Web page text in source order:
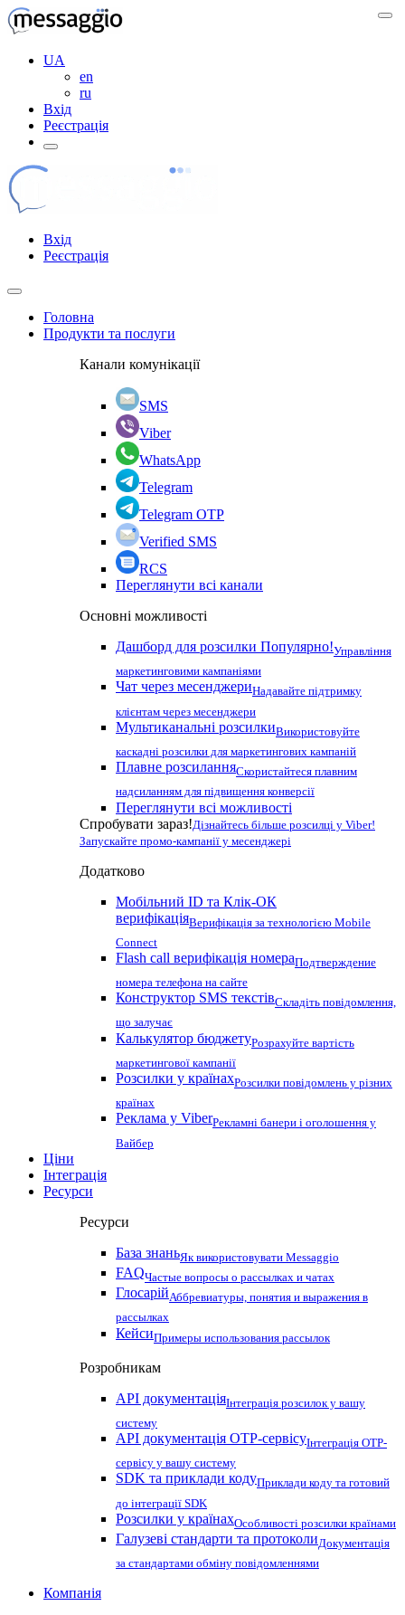
UA
en
ru
Вхід
Реєстрація
Вхід
Реєстрація
Головна
Продукти та послуги
Канали комунікації
SMS
Viber
WhatsApp
Telegram
Telegram OTP
Verified SMS
RCS
Переглянути всі канали
Основні можливості
Дашборд для розсилки Популярно!Управління
маркетинговими кампаніями
Чат через месенджериНадавайте підтримку
клієнтам через месенджери
Мультиканальні розсилкиВикористовуйте
каскадні розсилки для маркетингових кампаній
Плавне розсиланняСкористайтеся плавним
надсиланням для підвищення конверсії
Переглянути всі можливості
Спробувати зараз!Дізнайтесь більше розсилці у Viber!
Запускайте промо-кампанії у месенджері
Додатково
Мобільний ID та Клік-ОК
верифікаціяВерифікація за технологією Mobile
Connect
Flash call верифікація номераПодтверждение
номера телефона на сайте
Конструктор SMS текстівСкладіть повідомлення,
що залучає
Калькулятор бюджетуРозрахуйте вартість
маркетингової кампанії
Розсилки у країнахРозсилки повідомлень у різних
країнах
Реклама у ViberРекламні банери і оголошення у
Вайбер
Ціни
Інтеграція
Ресурси
Ресурси
База знаньЯк використовувати Messaggio
FAQЧастые вопросы о рассылках и чатах
ГлосарійАббревиатуры, понятия и выражения в
рассылках
КейсиПримеры использования рассылок
Розробникам
API документаціяІнтеграція розсилок у вашу
систему
API документація OTP-сервісуІнтеграція OTP-
сервісу у вашу систему
SDK та приклади кодуПриклади коду та готовий
до інтеграції SDK
Розсилки у країнахОсобливості розсилки країнами
Галузеві стандарти та протоколиДокументація
за стандартами обміну повідомленнями
Компанія